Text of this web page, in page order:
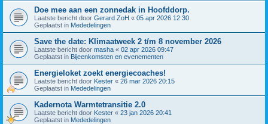
Doe mee aan een zonnedak in Hoofddorp.
Laatste bericht door Gerard ZoH « 05 apr 2026 12:30
Geplaatst in Mededelingen
Save the date: Klimaatweek 2 t/m 8 november 2026
Laatste bericht door masha « 02 apr 2026 09:47
Geplaatst in Bijeenkomsten en evenementen
Energieloket zoekt energiecoaches!
Laatste bericht door Kester « 26 mar 2026 20:15
Geplaatst in Mededelingen
Kadernota Warmtetransitie 2.0
Laatste bericht door Kester « 23 jan 2026 20:41
Geplaatst in Mededelingen